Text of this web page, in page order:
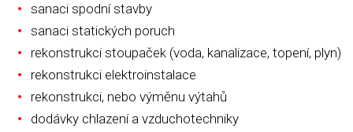
sanaci spodní stavby
sanaci statických poruch
rekonstrukci stoupaček (voda, kanalizace, topení, plyn)
rekonstrukci elektroinstalace
rekonstrukci, nebo výměnu výtahů
dodávky chlazení a vzduchotechniky